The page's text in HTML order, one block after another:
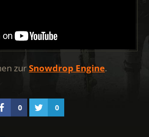
zurSnowdrop Engine.
0 0